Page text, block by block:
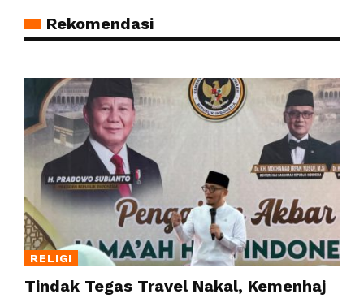
Rekomendasi
RELIGI
Tindak Tegas Travel Nakal, Kemenhaj